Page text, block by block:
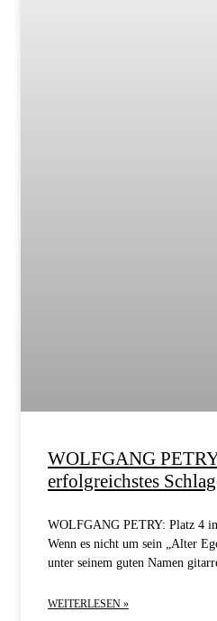
WOLFGANG
erfolgreichstes
WOLFGANG PETRY: Platz 4
Wenn es nicht um sein „Alter
unter seinem guten Namen
WEITERLESEN »